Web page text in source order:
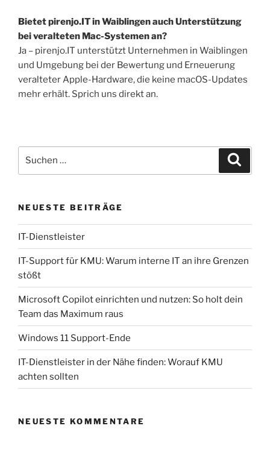
Bietet pirenjo.IT in Waiblingen auch Unterstützung
bei veralteten Mac-Systemen an?
Ja – pirenjo.IT unterstützt Unternehmen in Waiblingen
und Umgebung bei der Bewertung und Erneuerung
veralteter Apple-Hardware, die keine macOS-Updates
mehr erhält. Sprich uns direkt an.
NEUESTE BEITRÄGE
IT-Dienstleister
IT-Support für KMU: Warum interne IT an ihre Grenzen
stößt
Microsoft Copilot einrichten und nutzen: So holt dein
Team das Maximum raus
Windows 11 Support-Ende
IT-Dienstleister in der Nähe finden: Worauf KMU
achten sollten
NEUESTE KOMMENTARE